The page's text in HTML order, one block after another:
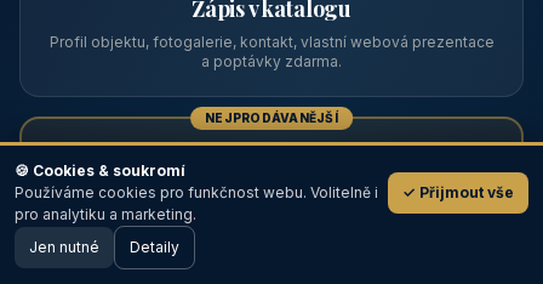
Zápis v katalogu
Profil objektu, fotogalerie, kontakt, vlastní webová prezentace
a poptávky zdarma.
NEJPRODÁVANĚJŠÍ
Prémiový partner
TOP pozice na titulce, přednost ve výpisech, zlatý odznak a
💬
🖥️ Desktop verze
🍪 Cookies & soukromí
Používáme cookies pro funkčnost webu. Volitelně i
pro analytiku a marketing.
✓ Přijmout vše
Jen nutné Detaily